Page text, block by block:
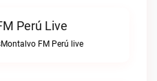
Perú Live
FM Perú live